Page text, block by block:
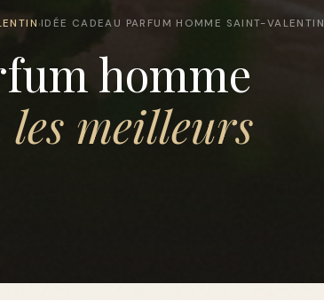
›IDÉE CADEAU PARFUM HOMME SAINT-VALENTIN
homme
les meilleurs